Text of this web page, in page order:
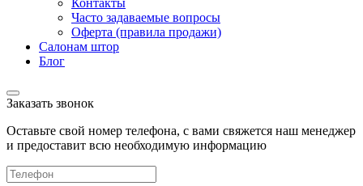
Контакты
Часто задаваемые вопросы
Оферта (правила продажи)
Салонам штор
Блог
Заказать звонок
Оставьте свой номер телефона, с вами свяжется наш менеджер
и предоставит всю необходимую информацию